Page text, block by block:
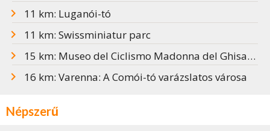
11 km: Luganói-tó
11 km: Swissminiatur parc
15 km: Museo del Ciclismo Madonna del Ghisallo
16 km: Varenna: A Comói-tó varázslatos városa
Népszerű